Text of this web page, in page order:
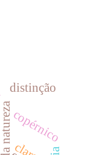
distinção
copérnico